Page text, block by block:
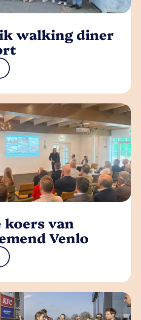
walking diner
koers van
Venlo